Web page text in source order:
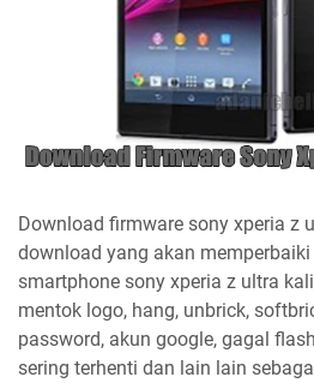
Download firmware sony xperia z
download yang akan
smartphone sony xperia z ultra
mentok logo, hang, unbrick,
password, akun google, gagal
sering terhenti dan lain lain